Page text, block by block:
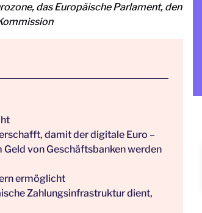
das Europäische Parlament, den
damit der digitale Euro –
von Geschäftsbanken werden
ermöglicht
Zahlungsinfrastruktur dient,